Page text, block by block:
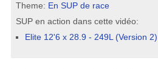
Theme: En SUP de race
SUP en action dans cette vidéo:
Elite 12'6 x 28.9 - 249L (Version